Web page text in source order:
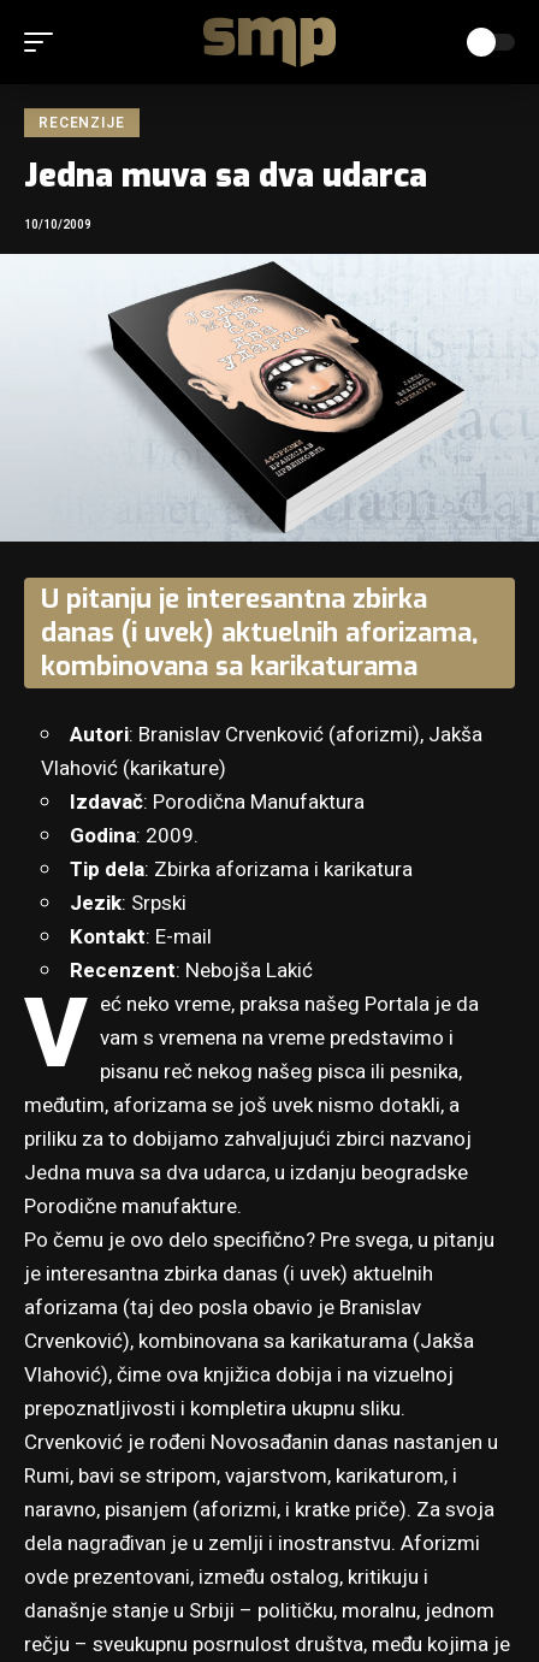
RECENZIJE
Jedna muva sa dva udarca
10/10/2009
U pitanju je interesantna zbirka
danas (i uvek) aktuelnih aforizama,
kombinovana sa karikaturama
Autori: Branislav Crvenković (aforizmi), Jakša
Vlahović (karikature)
Izdavač: Porodična Manufaktura
Godina: 2009.
Tip dela: Zbirka aforizama i karikatura
Jezik: Srpski
Kontakt: E-mail
Recenzent: Nebojša Lakić
V eć neko vreme, praksa našeg Portala je da
vam s vremena na vreme predstavimo i
pisanu reč nekog našeg pisca ili pesnika,
međutim, aforizama se još uvek nismo dotakli, a
priliku za to dobijamo zahvaljujući zbirci nazvanoj
Jedna muva sa dva udarca, u izdanju beogradske
Porodične manufakture.
Po čemu je ovo delo specifično? Pre svega, u pitanju
je interesantna zbirka danas (i uvek) aktuelnih
aforizama (taj deo posla obavio je Branislav
Crvenković), kombinovana sa karikaturama (Jakša
Vlahović), čime ova knjižica dobija i na vizuelnoj
prepoznatljivosti i kompletira ukupnu sliku.
Crvenković je rođeni Novosađanin danas nastanjen u
Rumi, bavi se stripom, vajarstvom, karikaturom, i
naravno, pisanjem (aforizmi, i kratke priče). Za svoja
dela nagrađivan je u zemlji i inostranstvu. Aforizmi
ovde prezentovani, između ostalog, kritikuju i
današnje stanje u Srbiji – političku, moralnu, jednom
rečju – sveukupnu posrnulost društva, među kojima je